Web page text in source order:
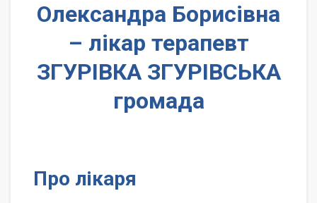
Олександра Борисівна
– лікар терапевт
ЗГУРІВКА ЗГУРІВСЬКА
громада
Про лікаря